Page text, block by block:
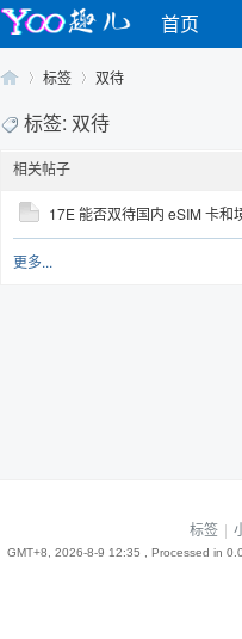
首页
Yo›
标签 双待
标签: 双待
相关帖子
17E 能否双待国内 eSIM 卡和
更多...
标签 |
GMT+8, 2026-8-9 12:35 , Processed in